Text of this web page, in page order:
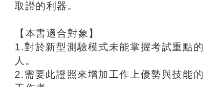
取證的利器。
【本書適合對象】
1.對於新型測驗模式未能掌握考試重點的
人。
2.需要此證照來增加工作上優勢與技能的